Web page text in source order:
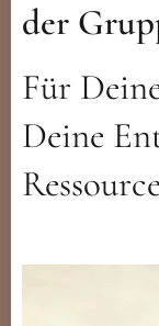
der
Für
Deine